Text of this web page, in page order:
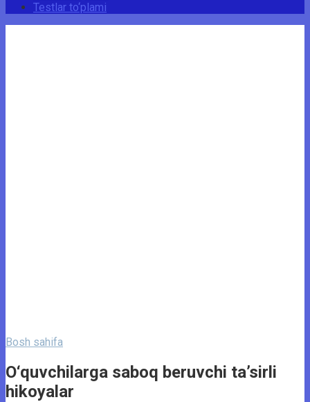
Testlar to‘plami
Bosh sahifa
O‘quvchilarga saboq beruvchi ta’sirli
hikoyalar